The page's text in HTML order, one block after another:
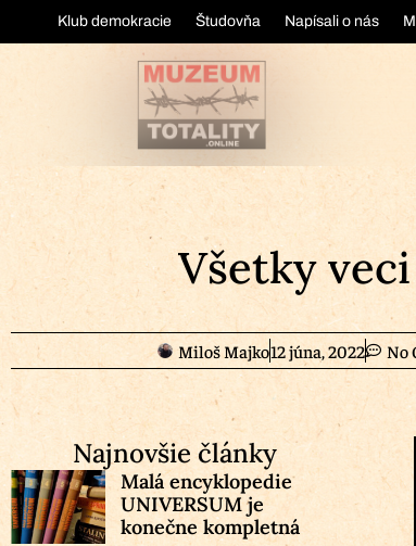
Klub demokracie Študovňa Napísali o nás
Všetky
Miloš Majko12 júna, 2022 No
Najnovšie články
Malá encyklopedie
UNIVERSUM je
konečne kompletná